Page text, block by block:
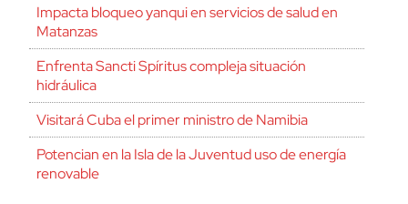
Impacta bloqueo yanqui en servicios de salud en
Matanzas
Enfrenta Sancti Spíritus compleja situación
hidráulica
Visitará Cuba el primer ministro de Namibia
Potencian en la Isla de la Juventud uso de energía
renovable